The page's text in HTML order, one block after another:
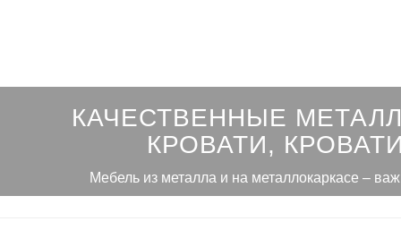
КАЧЕСТВЕННЫЕ
КРОВАТИ,
Мебель из металла и на металлокаркасе –